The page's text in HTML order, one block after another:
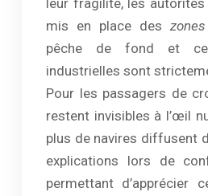
leur fragilité, les
mis en place des
pêche de fond et
industrielles sont
Pour les passagers de
restent invisibles à l’œil
plus de navires diffusent
explications lors de
permettant d’apprécier